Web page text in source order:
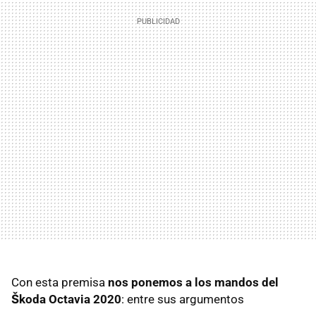
Con esta premisa nos ponemos a los mandos del
Škoda Octavia 2020: entre sus argumentos